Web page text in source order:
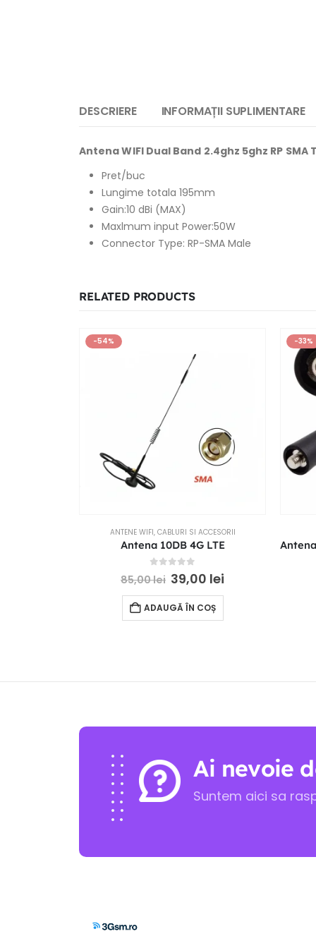
DESCRIERE INFORMAȚII SUPLIMENTARE
Antena WIFI Dual Band 2.4ghz 5ghz RP
Pret/buc
Lungime totala 195mm
Gain:10 dBi (MAX)
Maxlmum input Power:50W
Connector Type: RP-SMA Male
RELATED PRODUCTS
-54%
ANTENE WIFI, CABLURI SI ACCESORII
Antena 10DB 4G LTE
out of 5
85,00lei 39,00 lei
ADAUGĂ ÎN COȘ
-33%
Ai nevoie
Suntem aici sa